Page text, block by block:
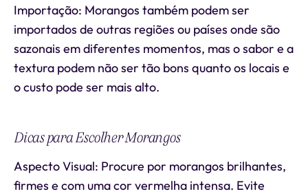
Importação: Morangos também podem ser
importados de outras regiões ou países onde são
sazonais em diferentes momentos, mas o sabor e a
textura podem não ser tão bons quanto os locais e
o custo pode ser mais alto.
Dicas para Escolher Morangos
Aspecto Visual: Procure por morangos brilhantes,
firmes e com uma cor vermelha intensa. Evite